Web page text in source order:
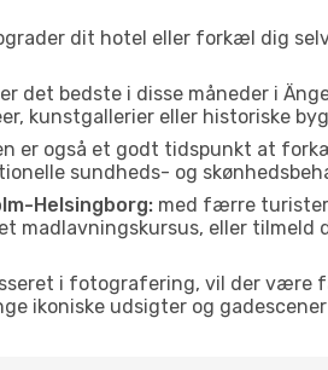
dit hotel eller forkæl dig
det bedste i disse måneder i
kunstgallerier eller historiske
er også et godt tidspunkt at
sundheds- og
Helsingborg: med færre
madlavningskursus, eller
i fotografering, vil der være
ikoniske udsigter og